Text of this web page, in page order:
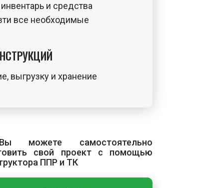
и средства
все необходимые
выгрузку и хранение
строго по вертикали.
заводской упаковке в
можете самостоятельно
свой проект с помощью
ППР и ТК